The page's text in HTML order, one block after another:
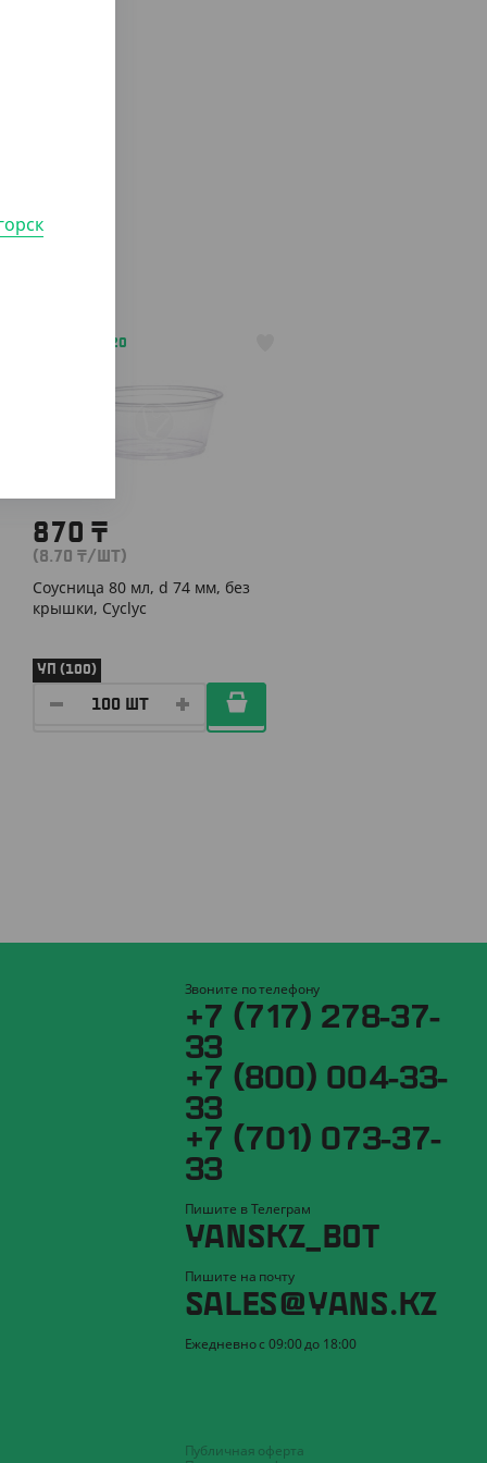
АРТ. 2301220
870 ₸
(8.70 ₸/ШТ)
Соусница 80 мл, d 74 мм, без
крышки, Cyclyc
УП (100)
Звоните по телефону
+7 (717) 278-37-
33
+7 (800) 004-33-
33
+7 (701) 073-37-
33
Пишите в Телеграм
YANSKZ_BOT
Пишите на почту
SALES@YANS.KZ
Ежедневно с 09:00 до 18:00
Публичная оферта